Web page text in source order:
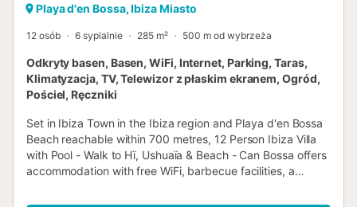
Playa d'en Bossa, Ibiza Miasto
12 osób 6 sypialnie 285 m² 500 m od wybrzeża
Odkryty basen, Basen, WiFi, Internet, Parking, Taras,
Klimatyzacja, TV, Telewizor z płaskim ekranem, Ogród,
Pościel, Ręczniki
Set in Ibiza Town in the Ibiza region and Playa d'en Bossa
Beach reachable within 700 metres, 12 Person Ibiza Villa
with Pool - Walk to Hï, Ushuaïa & Beach - Can Bossa offers
accommodation with free WiFi, barbecue facilities, a